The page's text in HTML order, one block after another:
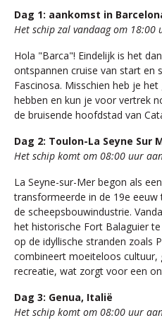
Dag 1: aankomst in
Het schip zal vandaag om 18:00
Hola "Barca"! Eindelijk is het
ontspannen cruise van start en
Fascinosa. Misschien heb je
hebben en kun je voor vertrek
de bruisende hoofdstad van
Dag 2: Toulon-La Seyne Sur
Het schip komt om 08:00 uur
La Seyne-sur-Mer begon als
transformeerde in de 19e
de scheepsbouwindustrie.
het historische Fort Balaguier
op de idyllische stranden zoals
combineert moeiteloos cultuur,
recreatie, wat zorgt voor een
Dag 3: Genua, Italië
Het schip komt om 08:00 uur